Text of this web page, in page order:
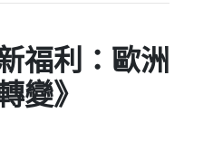
福利：歐洲
變》